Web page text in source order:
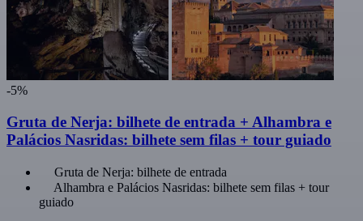
-5%
Gruta de Nerja: bilhete de entrada + Alhambra e
Palácios Nasridas: bilhete sem filas + tour guiado
Gruta de Nerja: bilhete de entrada
Alhambra e Palácios Nasridas: bilhete sem filas + tour
guiado